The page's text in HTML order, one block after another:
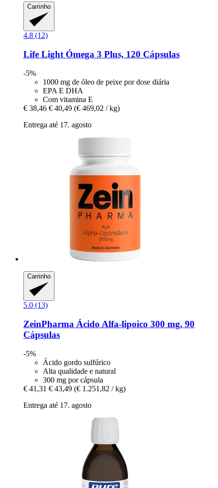
Carrinho
4.8 (12)
Life Light Ómega 3 Plus, 120 Cápsulas
-5%
1000 mg de óleo de peixe por dose diária
EPA E DHA
Com vitamina E
€ 38,46 € 40,49 (€ 469,02 / kg)
Entrega até 17. agosto
Carrinho
5.0 (13)
ZeinPharma Ácido Alfa-​lipoico 300 mg, 90
Cápsulas
-5%
Ácido gordo sulfúrico
Alta qualidade e natural
300 mg por cápsula
€ 41,31 € 43,49 (€ 1.251,82 / kg)
Entrega até 17. agosto